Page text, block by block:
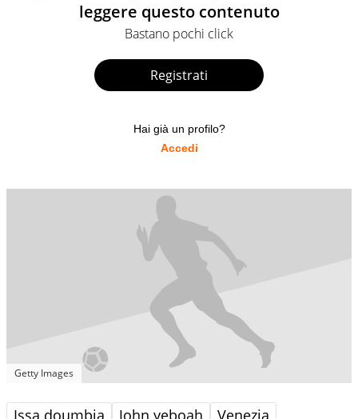
leggere questo contenuto
Bastano pochi click
Registrati
Hai già un profilo?
Accedi
Getty Images